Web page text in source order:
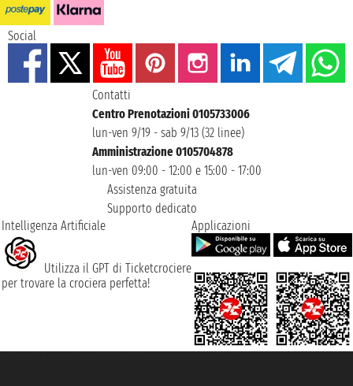
Social
Contatti
Centro Prenotazioni 0105733006
lun-ven 9/19 - sab 9/13 (32 linee)
Amministrazione 0105704878
lun-ven 09:00 - 12:00 e 15:00 - 17:00
Assistenza gratuita
Supporto dedicato
Intelligenza Artificiale
Utilizza il GPT di Ticketcrociere
per trovare la crociera perfetta!
Applicazioni